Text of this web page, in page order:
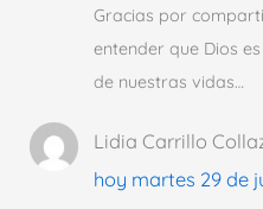
Gracias por
entender que Dios
de nuestras vidas…
Lidia Carrillo
hoy martes 29 de